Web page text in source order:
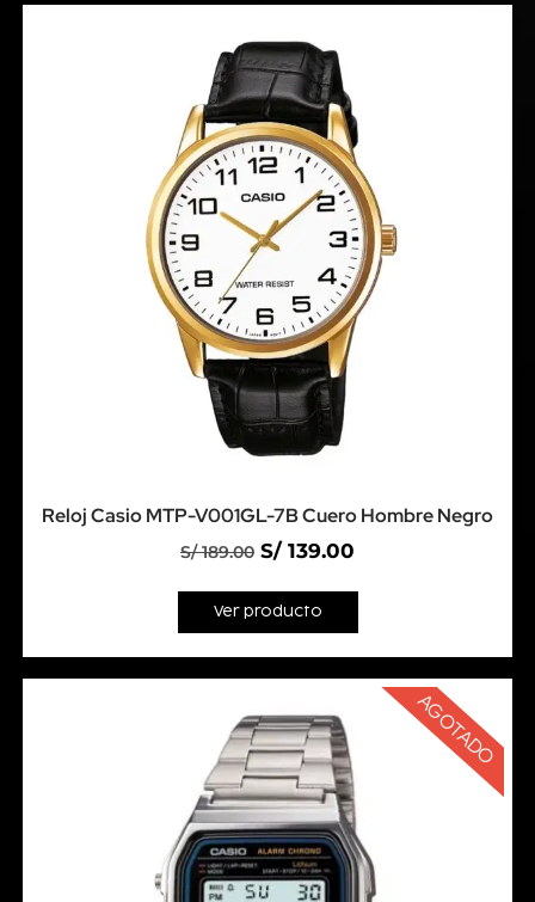
Reloj Casio MTP-V001GL-7B Cuero Hombre Negro
S/189.00 S/ 139.00
Ver producto
AGOTADO